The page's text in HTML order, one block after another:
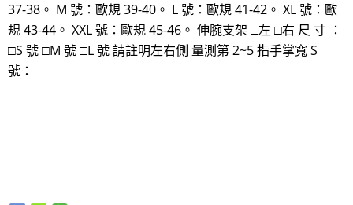
37-38。 M 號：歐規 39-40。 L 號：歐規 41-42。 XL 號：歐
規 43-44。 XXL 號：歐規 45-46。 伸腕支架 □左 □右 尺 寸 ：
□S 號 □M 號 □L 號 請註明左右側 量測第 2~5 指手掌寬 S
號：